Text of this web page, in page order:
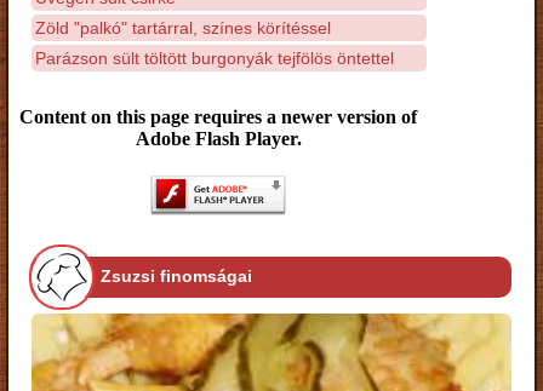
Zöld "palkó" tartárral, színes körítéssel
Parázson sült töltött burgonyák tejfölös öntettel
Content on this page requires a newer version of
Adobe Flash Player.
Zsuzsi finomságai